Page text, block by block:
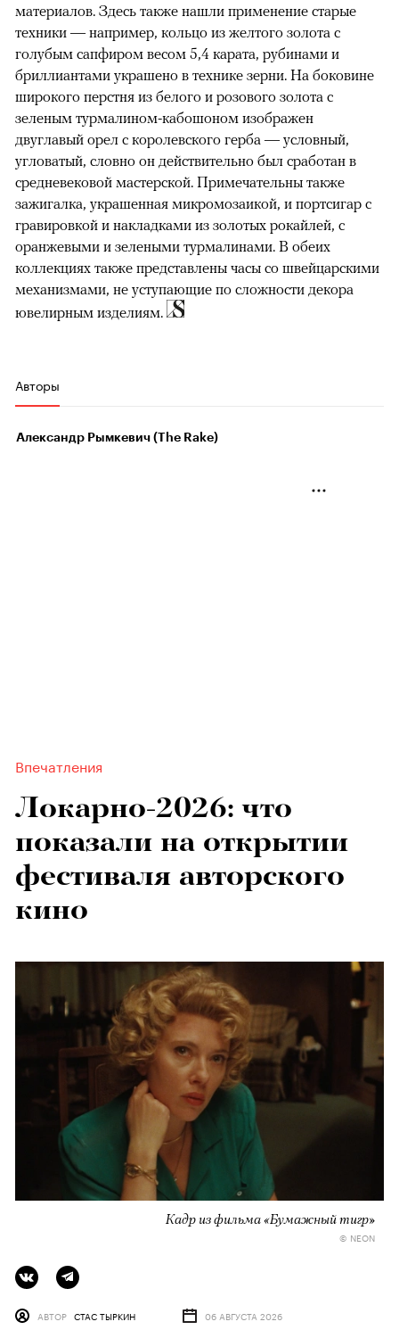
материалов. Здесь также нашли применение старые
техники — например, кольцо из желтого золота с
голубым сапфиром весом 5,4 карата, рубинами и
бриллиантами украшено в технике зерни. На боковине
широкого перстня из белого и розового золота с
зеленым турмалином-кабошоном изображен
двуглавый орел с королевского герба — условный,
угловатый, словно он действительно был сработан в
средневековой мастерской. Примечательны также
зажигалка, украшенная микромозаикой, и портсигар с
гравировкой и накладками из золотых рокайлей, с
оранжевыми и зелеными турмалинами. В обеих
коллекциях также представлены часы со швейцарскими
механизмами, не уступающие по сложности декора
ювелирным изделиям.
Авторы
Александр Рымкевич (The Rake)
Впечатления
Локарно-2026: что
показали на открытии
фестиваля авторского
кино
Кадр из фильма «Бумажный тигр»
© NEON
АВТОР СТАС ТЫРКИН 06 АВГУСТА 2026